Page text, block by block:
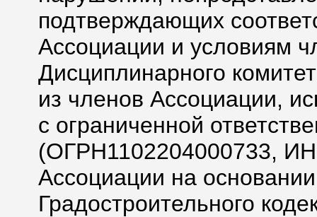
подтверждающих
Ассоциации и условиям
Дисциплинарного
из членов Ассоциации,
с ограниченной
(ОГРН1102204000733,
Ассоциации на
Градостроительного